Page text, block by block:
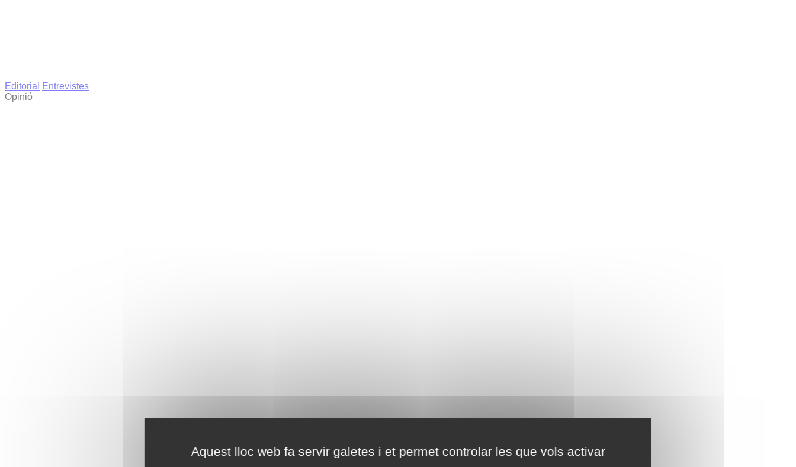
Aquest lloc web fa servir galetes i et permet controlar les que vols activar
Editorial
Entrevistes
Opinió